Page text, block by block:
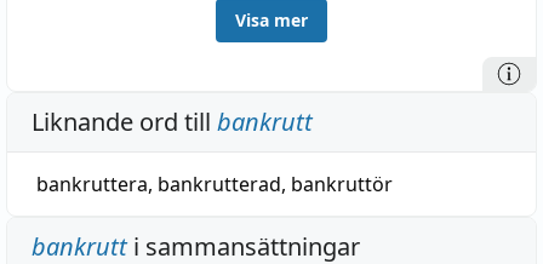
Visa mer
Liknande ord till bankrutt
bankruttera, bankrutterad, bankruttör
bankrutti sammansättningar